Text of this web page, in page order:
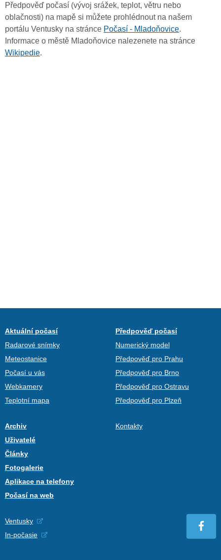
Předpověď počasí (vývoj srážek, teplot, větru nebo
oblačnosti) na mapě si můžete prohlédnout na našem
portálu Ventusky na stránce Počasí - Mladoňovice.
Informace o městě Mladoňovice nalezenete na stránce
Wikipedie.
Aktuální počasí
Radarové snímky
Meteostanice
Počasí u vás
Webkamery
Teplotní mapa
Předpověď počasí
Numerický model
Předpověď pro Prahu
Předpověď pro Brno
Předpověď pro Ostravu
Předpověď pro Plzeň
Archiv
Uživatelé
Články
Fotogalerie
Aplikace na telefony
Počasí na web
Kontakty
Ventusky
In-počasie